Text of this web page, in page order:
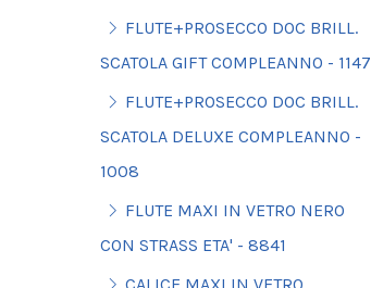
FLUTE+PROSECCO DOC BRILL.
SCATOLA GIFT COMPLEANNO - 1147
FLUTE+PROSECCO DOC BRILL.
SCATOLA DELUXE COMPLEANNO -
1008
FLUTE MAXI IN VETRO NERO
CON STRASS ETA' - 8841